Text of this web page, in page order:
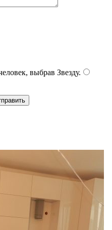
выбрав Звезду.